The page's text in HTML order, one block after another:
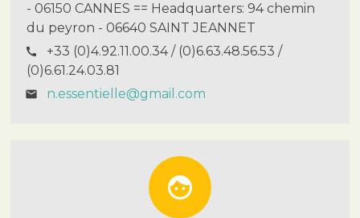
- 06150 CANNES == Headquarters: 94 chemin
du peyron - 06640 SAINT JEANNET
call
+33 (0)4.92.11.00.34 / (0)6.63.48.56.53 /
(0)6.61.24.03.81
email n.essentielle@gmail.com
face